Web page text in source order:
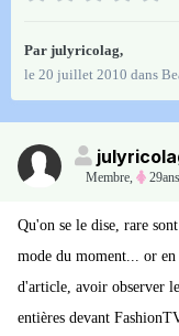
Par julyricolag,
le 20 juillet 2010 dans
Membre, 29ans
Qu'on se le dise, rare
mode du moment... or
d'article, avoir observer
entières devant